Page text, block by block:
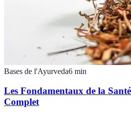
Bases de l'Ayurveda6 min
Les Fondamentaux de la
Complet